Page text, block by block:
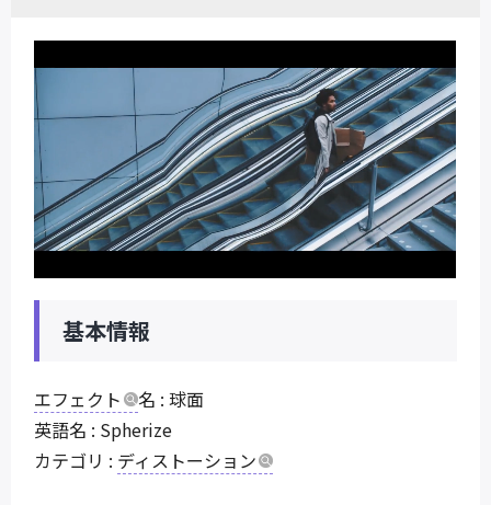
基本情報
エフェクト
名 : 球面
英語名 : Spherize
カテゴリ : ディストーション